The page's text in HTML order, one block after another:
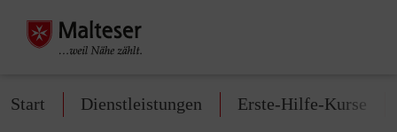
Start Dienstleistungen Erste-Hilfe-Kurse